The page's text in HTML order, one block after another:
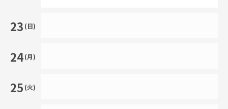
23 (日)
24(月)
25 (火)